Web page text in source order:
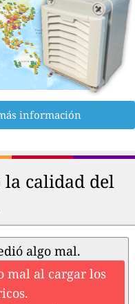
información
la calidad del
algo mal.
mal al cargar los